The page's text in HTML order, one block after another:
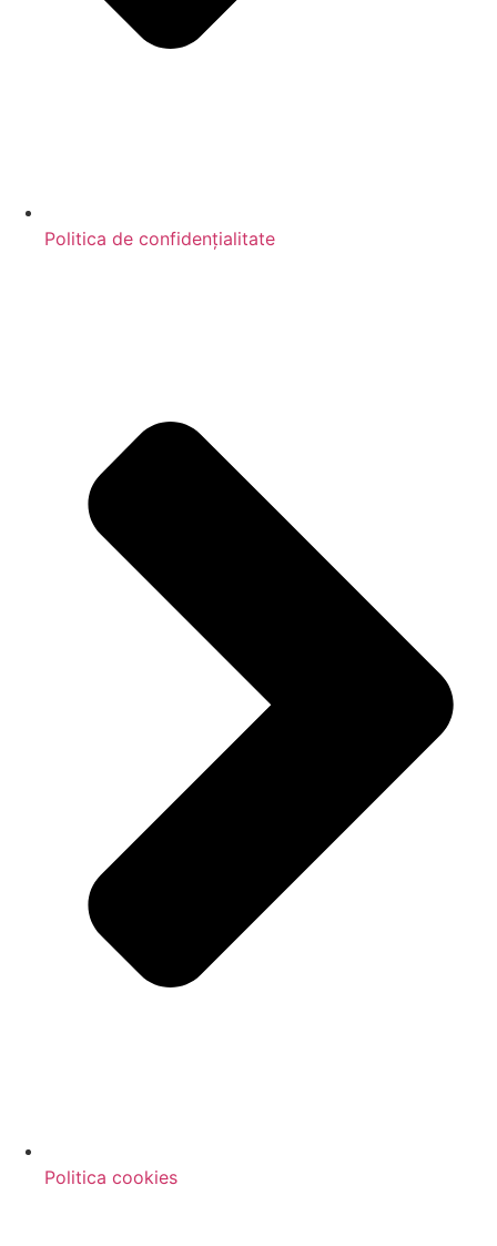
Politica de confidențialitate
Politica cookies